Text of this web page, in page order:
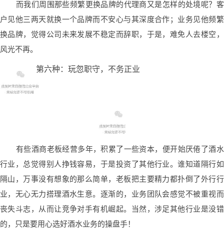
而我们周围那些频繁更换品牌的代理商又是怎样的处境呢？客
户见他三两天就换一个品牌而不安心与其深度合作；业务见他频繁
换品牌，觉得公司未来发展不稳定而辞职，于是，难免人去楼空，
风光不再。
第六种：玩忽职守，不务正业
有些酒商老板经营多年，积累了一些资本，便开始厌倦了酒水
行业，总觉得别人挣钱容易，于是投资了其他行业。谁知道隔行如
隔山，万事没有想象的那么简单，老板把主要精力都扑倒了外行行
业，无心无力搭理酒水生意。逐渐的，业务团队会感觉不被重视而
丧失斗志，从而让竞争对手有机崛起。当然，涉足其他行业是没错
的，只是要用心选好酒水业务的操盘手！